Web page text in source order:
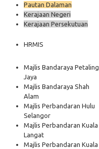
Pautan Dalaman
Kerajaan Negeri
Kerajaan Persekutuan
HRMIS
Majlis Bandaraya Petaling
Jaya
Majlis Bandaraya Shah
Alam
Majlis Perbandaran Hulu
Selangor
Majlis Perbandaran Kuala
Langat
Majlis Perbandaran Kuala